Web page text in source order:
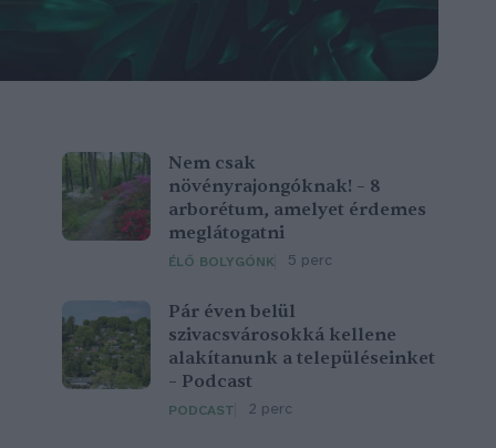
Nem csak
növényrajongóknak! – 8
arborétum, amelyet érdemes
meglátogatni
ÉLŐ BOLYGÓNK 5 perc
Pár éven belül
szivacsvárosokká kellene
alakítanunk a településeinket
– Podcast
PODCAST 2 perc